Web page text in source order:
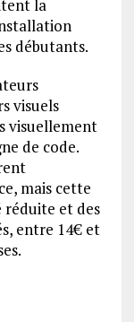
la
débutants.
visuels
visuellement
de code.
mais cette
réduite et des
entre 14€ et